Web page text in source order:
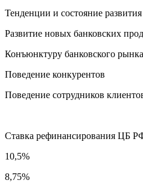
Тенденции и состояние
Развитие новых банковских
Конъюнктуру банковского рынка
Поведение конкурентов
Поведение сотрудников
Ставка рефинансирования ЦБ
10,5%
8,75%